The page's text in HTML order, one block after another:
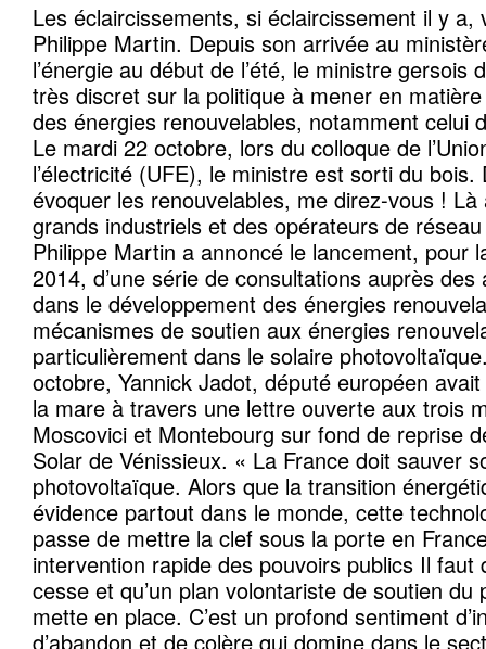
Les éclaircissements, si éclaircissement il y a,
Philippe Martin. Depuis son arrivée au
l’énergie au début de l’été, le ministre gersois
très discret sur la politique à mener en
des énergies renouvelables, notamment celui
Le mardi 22 octobre, lors du colloque de
l’électricité (UFE), le ministre est sorti du bois.
évoquer les renouvelables, me direz-vous !
grands industriels et des opérateurs de réseau
Philippe Martin a annoncé le lancement, pour
2014, d’une série de consultations auprès
dans le développement des énergies
mécanismes de soutien aux énergies
particulièrement dans le solaire
octobre, Yannick Jadot, député européen
la mare à travers une lettre ouverte aux trois
Moscovici et Montebourg sur fond de reprise
Solar de Vénissieux. « La France doit sauver
photovoltaïque. Alors que la transition
évidence partout dans le monde, cette
passe de mettre la clef sous la porte en
intervention rapide des pouvoirs publics Il faut
cesse et qu’un plan volontariste de soutien du
mette en place. C’est un profond sentiment
d’abandon et de colère qui domine dans le